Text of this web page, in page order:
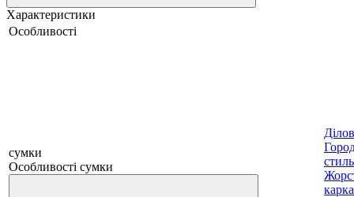
Характеристики
Особливості
сумки
Особливості сумки
стиль